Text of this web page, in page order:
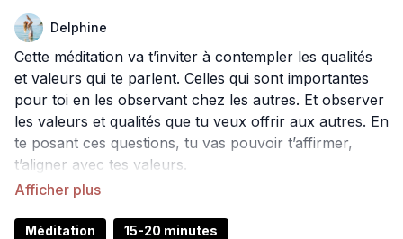
Delphine
Cette méditation va t’inviter à contempler les qualités
et valeurs qui te parlent. Celles qui sont importantes
pour toi en les observant chez les autres. Et observer
les valeurs et qualités que tu veux offrir aux autres. En
te posant ces questions, tu vas pouvoir t’affirmer,
t’aligner avec tes valeurs.
développement personnel.
Méditation 15-20 minutes